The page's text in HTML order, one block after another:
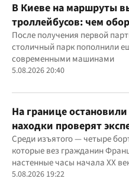
В Киеве на маршруты
троллейбусов: чем
После получения первой
столичный парк пополнили
современными машинами
5.08.2026 20:40
На границе
находки проверят
Среди изъятого — четыре
которые вез гражданин
настенные часы начала ХХ
найденные в автомобиле
5.08.2026 19:22